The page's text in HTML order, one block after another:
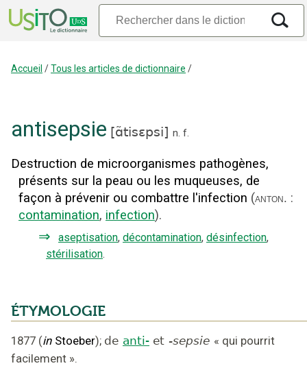
Accueil /Tous les articles de dictionnaire /
antisepsie [ɑ̃tisɛpsi] n. f.
Destruction de microorganismes pathogènes,
présents sur la peau ou les muqueuses, de
façon à prévenir ou combattre l'infection (anton. :
contamination, infection).
⇒ aseptisation, décontamination, désinfection,
stérilisation.
ÉTYMOLOGIE
1877 (in Stoeber); de anti- et -sepsie « qui pourrit
facilement ».